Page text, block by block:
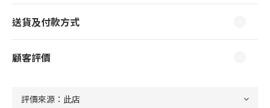
送貨及付款方式
顧客評價